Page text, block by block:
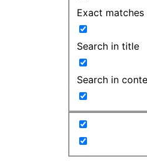
Exact matches
Search in title
Search in